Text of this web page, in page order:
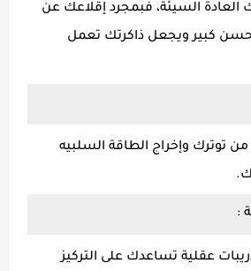
العادة السيئة، فبمجرد إقلاعك عن
كبير ويجعل ذاكرتك تعمل
توترك وإخراج الطاقة السلبيه
:
عقلية تساعدك على التركيز